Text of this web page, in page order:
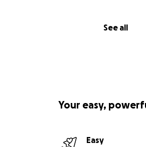
See all
Your easy,
Easy